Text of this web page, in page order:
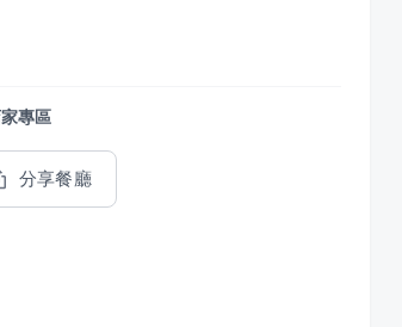
專區
分享餐廳